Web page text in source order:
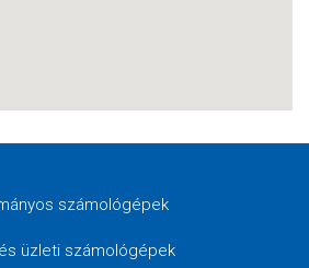
számológépek
üzleti számológépek